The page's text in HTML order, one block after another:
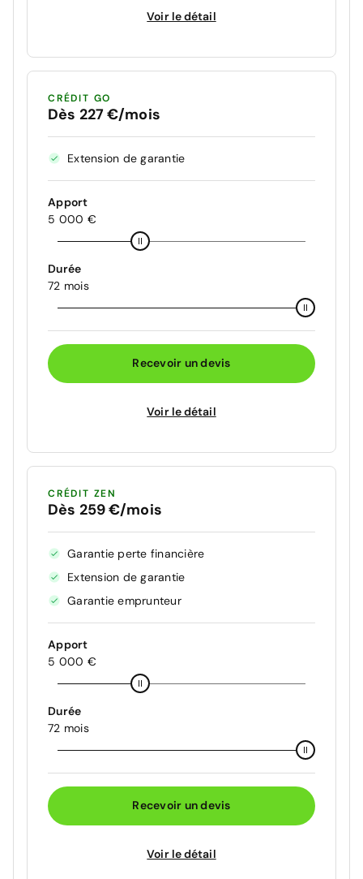
Voir le détail
CRÉDIT GO
Dès 227 €/mois
Extension de garantie
Apport
5 000 €
Durée
72 mois
Recevoir un devis
Voir le détail
CRÉDIT ZEN
Dès 259 €/mois
Garantie perte financière
Extension de garantie
Garantie emprunteur
Apport
5 000 €
Durée
72 mois
Recevoir un devis
Voir le détail